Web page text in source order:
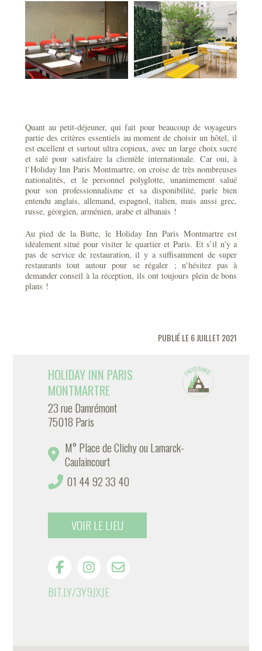
Quant au petit-déjeuner, qui fait pour beaucoup de voyageurs
partie des critères essentiels au moment de choisir un hôtel, il
est excellent et surtout ultra copieux, avec un large choix sucré
et salé pour satisfaire la clientèle internationale. Car oui, à
l’Holiday Inn Paris Montmartre, on croise de très nombreuses
nationalités, et le personnel polyglotte, unanimement salué
pour son professionnalisme et sa disponibilité, parle bien
entendu anglais, allemand, espagnol, italien, mais aussi grec,
russe, géorgien, arménien, arabe et albanais !
Au pied de la Butte, le Holiday Inn Paris Montmartre est
idéalement situé pour visiter le quartier et Paris. Et s’il n’y a
pas de service de restauration, il y a suffisamment de super
restaurants tout autour pour se régaler ; n’hésitez pas à
demander conseil à la réception, ils ont toujours plein de bons
plans !
PUBLIÉ LE 6 JUILLET 2021
HOLIDAY INN PARIS
MONTMARTRE
23 rue Damrémont
75018 Paris
M° Place de Clichy ou Lamarck-
Caulaincourt
01 44 92 33 40
VOIR LE LIEU
BIT.LY/3Y9JXJE